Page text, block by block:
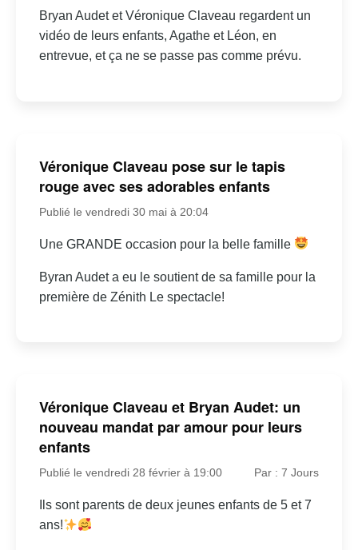
Bryan Audet et Véronique Claveau regardent un
vidéo de leurs enfants, Agathe et Léon, en
entrevue, et ça ne se passe pas comme prévu.
Véronique Claveau pose sur le tapis
rouge avec ses adorables enfants
Publié le vendredi 30 mai à 20:04
Une GRANDE occasion pour la belle famille
Byran Audet a eu le soutient de sa famille pour la
première de Zénith Le spectacle!
Véronique Claveau et Bryan Audet: un
nouveau mandat par amour pour leurs
enfants
Publié le vendredi 28 février à 19:00 Par : 7 Jours
Ils sont parents de deux jeunes enfants de 5 et 7
ans!